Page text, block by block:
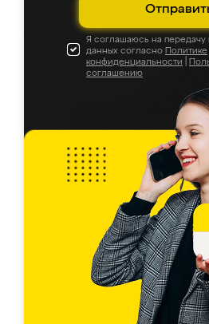
Я соглашаюсь на передачу
данных согласно Политике
конфиденциальности
соглашению